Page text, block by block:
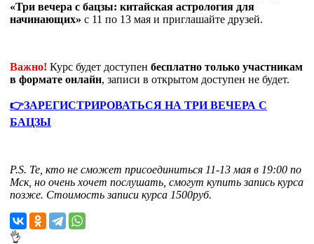
«Три вечера с бацзы: китайская астрология для
начинающих» с 11 по 13 мая и приглашайте друзей.
Важно! Курс будет доступен бесплатно только участникам
в формате онлайн, записи в открытом доступен не будет.
👉ЗАРЕГИСТРИРОВАТЬСЯ НА ТРИ ВЕЧЕРА С
БАЦЗЫ
P.S. Те, кто не сможет присоединиться 11-13 мая в 19:00 по
Мск, но очень хочет послушать, смогут купить запись курса
позже. Стоимость записи курса 1500руб.
👌